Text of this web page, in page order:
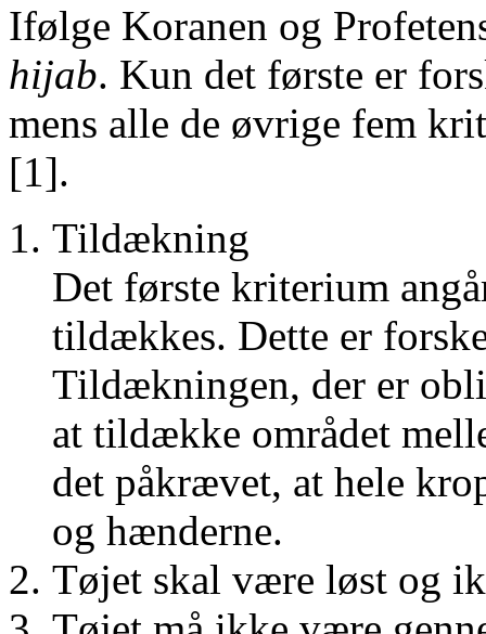
Ifølge Koranen og
hijab. Kun det første er
mens alle de øvrige fem
[1].
Tildækning
Det første kriterium
tildækkes. Dette er
Tildækningen, der er
at tildække området
det påkrævet, at hele
og hænderne.
Tøjet skal være løst og